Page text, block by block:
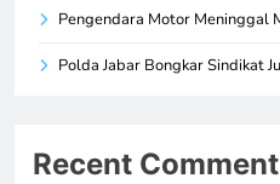
Pengendara Motor Meninggal
Polda Jabar Bongkar Sindikat
Recent